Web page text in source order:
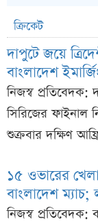
ক্রিকেট
দাপুটে জয়ে
বাংলাদেশ
নিজস্ব প্রতিবেদক:
সিরিজের ফাইনাল
শুক্রবার দক্ষিণ
১৫ ওভারের
বাংলাদেশ
নিজস্ব প্রতিবেদক: